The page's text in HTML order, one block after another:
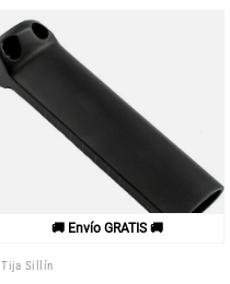
🚚 Envío GRATIS 🚚
Tija Sillín